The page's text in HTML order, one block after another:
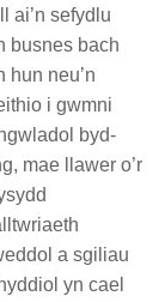
ai’n sefydlu
busnes bach
hun neu’n
i gwmni
byd-
mae llawer o’r
a sgiliau
yn cael